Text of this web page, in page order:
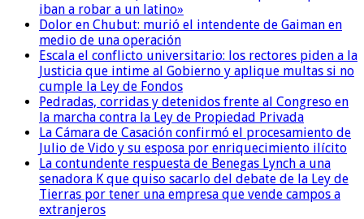
iban a robar a un latino»
Dolor en Chubut: murió el intendente de Gaiman en
medio de una operación
Escala el conflicto universitario: los rectores piden a la
Justicia que intime al Gobierno y aplique multas si no
cumple la Ley de Fondos
Pedradas, corridas y detenidos frente al Congreso en
la marcha contra la Ley de Propiedad Privada
La Cámara de Casación confirmó el procesamiento de
Julio de Vido y su esposa por enriquecimiento ilícito
La contundente respuesta de Benegas Lynch a una
senadora K que quiso sacarlo del debate de la Ley de
Tierras por tener una empresa que vende campos a
extranjeros